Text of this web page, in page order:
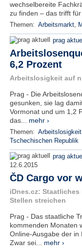
wechselbereite
zu finden – das trifft
Themen: Arbeitsmarkt,
prag aktuell
6,2 Prozent
Arbeitslosigkeit auf
Prag - Die
gesunken, sie lag
Vormonat und um 1,2
das... mehr ›
Themen: Arbeitslosigkeit
Tschechischen Republik
prag aktuell
12.6.2015
ČD Cargo vor
iDnes.cz:
Stellen streichen
Prag - Das staatliche
kommenden Monaten
Online-Ausgabe der in
Zwar sei... mehr ›